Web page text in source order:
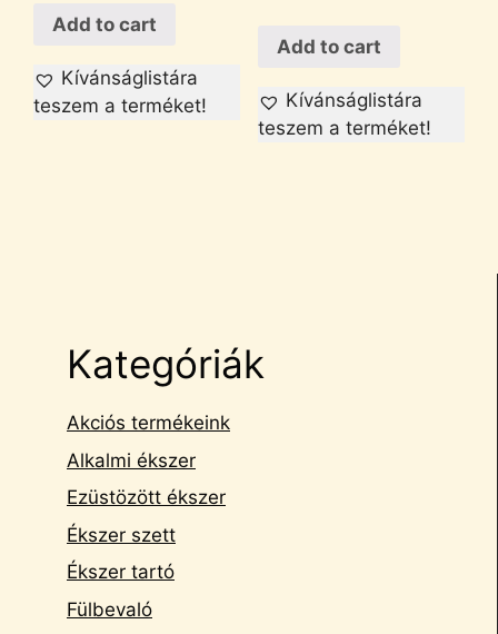
Add to cart
Kívánságlistára
teszem a terméket!
Add to cart
Kívánságlistára
teszem a terméket!
Kategóriák
Akciós termékeink
Alkalmi ékszer
Ezüstözött ékszer
Ékszer szett
Ékszer tartó
Fülbevaló